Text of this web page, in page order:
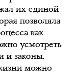
их единой
позволяла
как
усмотреть
и законы.
можно